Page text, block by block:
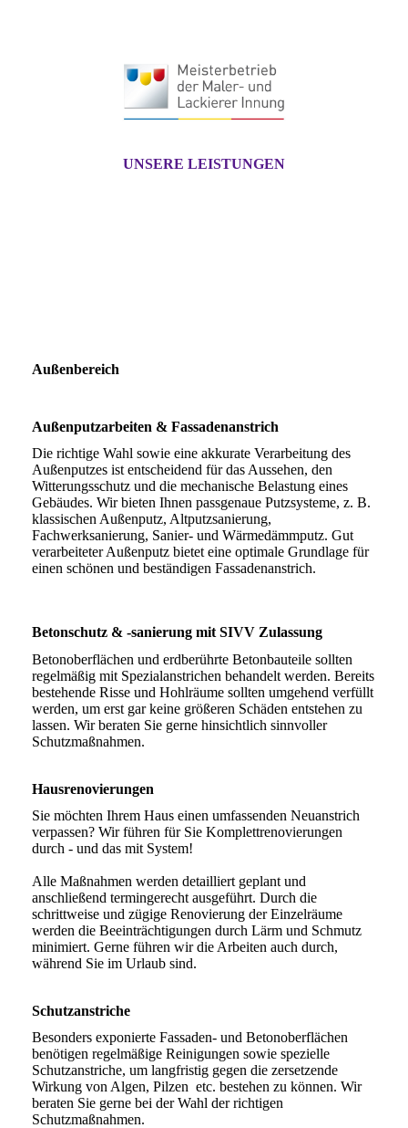
UNSERE LEISTUNGEN
Außenbereich
Außenputzarbeiten & Fassadenanstrich
Die richtige Wahl sowie eine akkurate Verarbeitung des
Außenputzes ist entscheidend für das Aussehen, den
Witterungsschutz und die mechanische Belastung eines
Gebäudes. Wir bieten Ihnen passgenaue Putzsysteme, z. B.
klassischen Außenputz, Altputzsanierung,
Fachwerksanierung, Sanier- und Wärmedämmputz. Gut
verarbeiteter Außenputz bietet eine optimale Grundlage für
einen schönen und beständigen Fassadenanstrich.
Betonschutz & -sanierung mit SIVV Zulassung
Betonoberflächen und erdberührte Betonbauteile sollten
regelmäßig mit Spezialanstrichen behandelt werden. Bereits
bestehende Risse und Hohlräume sollten umgehend verfüllt
werden, um erst gar keine größeren Schäden entstehen zu
lassen. Wir beraten Sie gerne hinsichtlich sinnvoller
Schutzmaßnahmen.
Hausrenovierungen
Sie möchten Ihrem Haus einen umfassenden Neuanstrich
verpassen? Wir führen für Sie Komplettrenovierungen
durch - und das mit System!
Alle Maßnahmen werden detailliert geplant und
anschließend termingerecht ausgeführt. Durch die
schrittweise und zügige Renovierung der Einzelräume
werden die Beeinträchtigungen durch Lärm und Schmutz
minimiert. Gerne führen wir die Arbeiten auch durch,
während Sie im Urlaub sind.
Schutzanstriche
Besonders exponierte Fassaden- und Betonoberflächen
benötigen regelmäßige Reinigungen sowie spezielle
Schutzanstriche, um langfristig gegen die zersetzende
Wirkung von Algen, Pilzen etc. bestehen zu können. Wir
beraten Sie gerne bei der Wahl der richtigen
Schutzmaßnahmen.